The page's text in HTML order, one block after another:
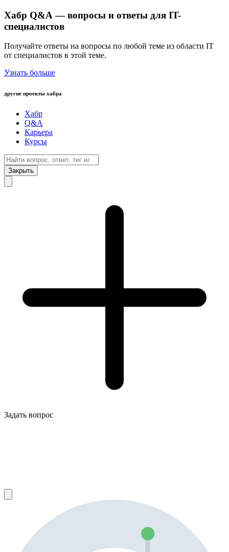
Хабр Q&A — вопросы и ответы для IT-
специалистов
Получайте ответы на вопросы по любой теме из области IT
от специалистов в этой теме.
Узнать больше
другие проекты хабра
Хабр
Q&A
Карьера
Курсы
Закрыть
Задать вопрос